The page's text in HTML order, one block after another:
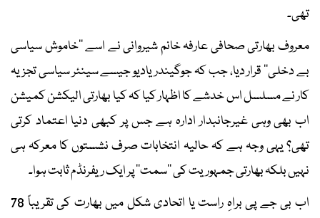
تھی۔
معروف بھارتی صحافی عارفہ خانم شیروانی نے اسے ’’خاموش سیاسی
بے دخلی‘‘ قرار دیا، جب کہ جوگیندر یادیو جیسے سینئر سیاسی تجزیہ
کار نے مسلسل اس خدشے کا اظہار کیا کہ کیا بھارتی الیکشن کمیشن
اب بھی وہی غیرجانبدار ادارہ ہے جس پر کبھی دنیا اعتماد کرتی
تھی؟ یہی وجہ ہے کہ حالیہ انتخابات صرف نشستوں کا معرکہ ہی
نہیں بلکہ بھارتی جمہوریت کی ’’سمت‘‘ پر ایک ریفرنڈم ثابت ہوا۔
اب بی جے پی براہِ راست یا اتحادی شکل میں بھارت کی تقریباً 78